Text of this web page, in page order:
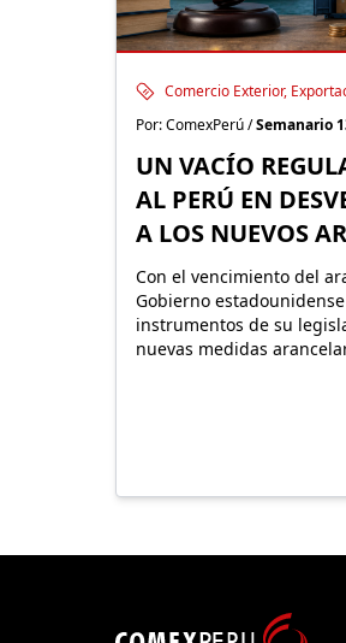
Comercio Exterior,
Por: ComexPerú /Semanario
UN VACÍO
AL PERÚ EN
A LOS NUEVOS
UU.
Con el vencimiento del
Gobierno
instrumentos de su
nuevas medidas